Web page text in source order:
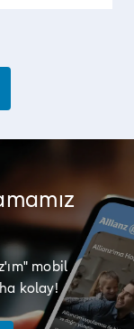
mobil
kolay!